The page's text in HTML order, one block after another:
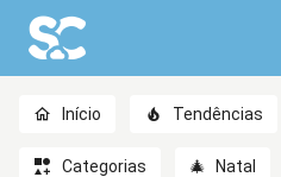
Início Tendências
Categorias 🎄 Natal